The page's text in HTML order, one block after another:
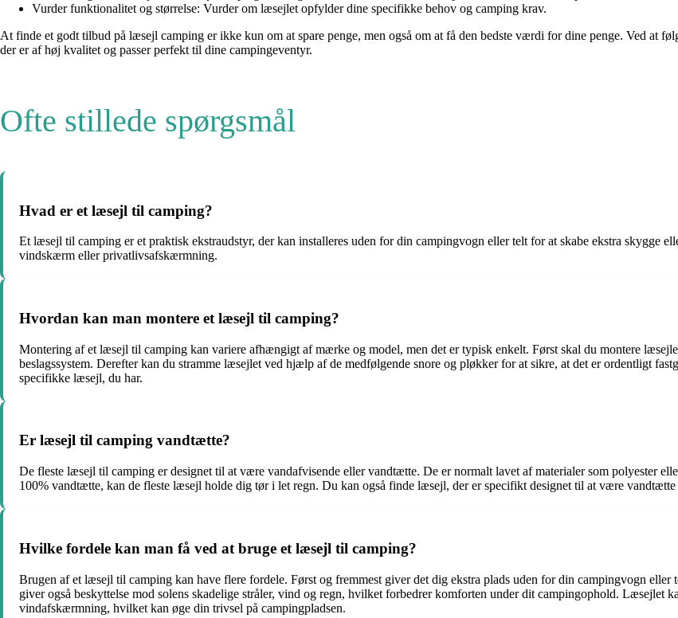
Vurder funktionalitet og størrelse: Vurder om læsejlet opfylder dine specifikke behov og camping krav.
At finde et godt tilbud på læsejl camping er ikke kun om at spare penge, men også om at få den bedste værdi for dine penge. Ved at
der er af høj kvalitet og passer perfekt til dine campingeventyr.
Ofte stillede spørgsmål
Hvad er et læsejl til camping?
Et læsejl til camping er et praktisk ekstraudstyr, der kan installeres uden for din campingvogn eller telt for at skabe ekstra skygge
vindskærm eller privatlivsafskærmning.
Hvordan kan man montere et læsejl til camping?
Montering af et læsejl til camping kan variere afhængigt af mærke og model, men det er typisk enkelt. Først skal du montere
beslagssystem. Derefter kan du stramme læsejlet ved hjælp af de medfølgende snore og pløkker for at sikre, at det er ordentligt
specifikke læsejl, du har.
Er læsejl til camping vandtætte?
De fleste læsejl til camping er designet til at være vandafvisende eller vandtætte. De er normalt lavet af materialer som polyester
100% vandtætte, kan de fleste læsejl holde dig tør i let regn. Du kan også finde læsejl, der er specifikt designet til at være
Hvilke fordele kan man få ved at bruge et læsejl til camping?
Brugen af et læsejl til camping kan have flere fordele. Først og fremmest giver det dig ekstra plads uden for din campingvogn
giver også beskyttelse mod solens skadelige stråler, vind og regn, hvilket forbedrer komforten under dit campingophold. Læsejlet
vindafskærmning, hvilket kan øge din trivsel på campingpladsen.